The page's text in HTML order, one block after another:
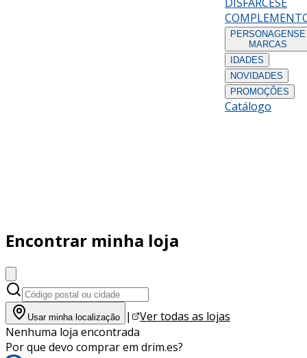
PERSONAGENS E
MARCAS
IDADES
NOVIDADES
PROMOÇÕES
Catálogo
Encontrar minha loja
Usar minha localização |
Ver todas as lojas
Nenhuma loja encontrada
Por que devo comprar em drim.es?